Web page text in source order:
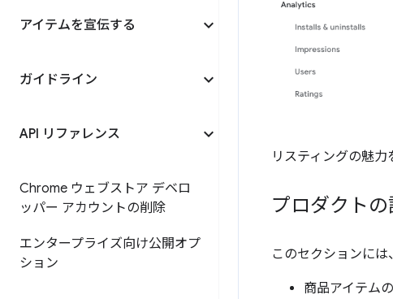
アイテムを宣伝する
ガイドライン
API リファレンス
Chrome ウェブストア デベロ
ッパー アカウントの削除
エンタープライズ向け公開オプ
ション
リスティングの魅力
プロダクトの
このセクションには
商品アイテムの